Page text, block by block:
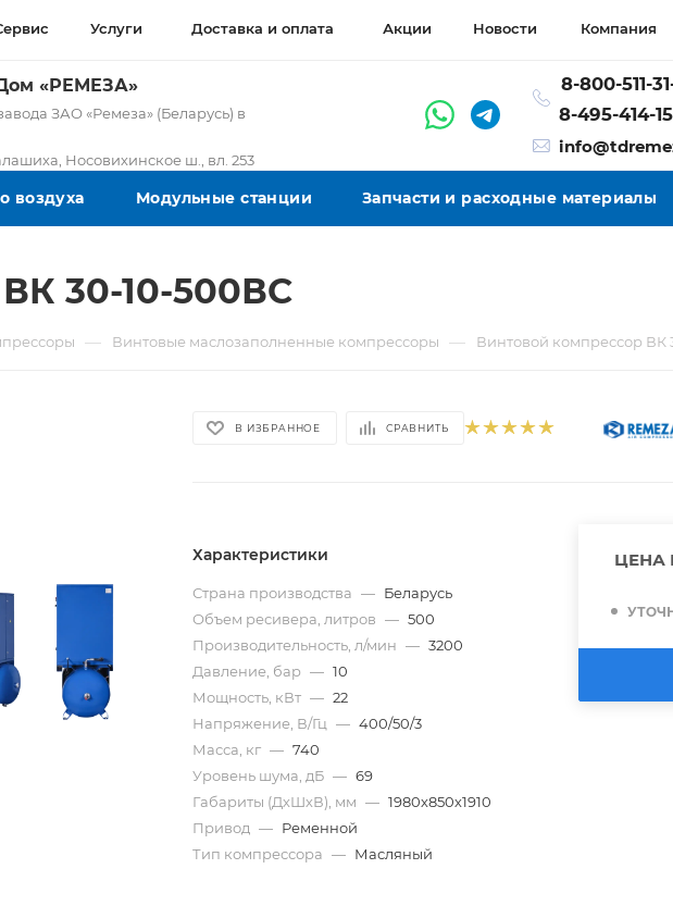
Услуги Доставка и оплата Акции Новости Компания
«РЕМЕЗА»
ЗАО «Ремеза» (Беларусь) в
Носовихинское ш., вл. 253
8-800-511-
8-495-414-
воздуха Модульные станции Запчасти и расходные материалы
30-10-500ВС
— Винтовые маслозаполненные компрессоры — Винтовой компрессор ВК
В ИЗБРАННОЕ СРАВНИТЬ
Характеристики
Страна производства — Беларусь
Объем ресивера, литров — 500
Производительность, л/мин — 3200
Давление, бар — 10
Мощность, кВт — 22
Напряжение, В/Гц — 400/50/3
Масса, кг — 740
Уровень шума, дБ — 69
Габариты (ДхШхВ), мм — 1980х850х1910
Привод — Ременной
Тип компрессора — Масляный
ЦЕНА